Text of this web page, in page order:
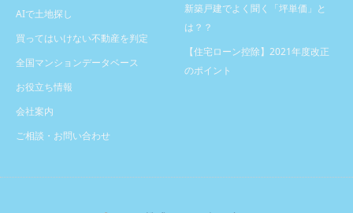
AIで土地探し
買ってはいけない不動産を判定
全国マンションデータベース
お役立ち情報
会社案内
ご相談・お問い合わせ
新築戸建でよく聞く「坪単価」と
は？？
【住宅ローン控除】2021年度改正
のポイント